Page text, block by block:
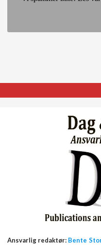
Ansvarlig redaktør: Bente